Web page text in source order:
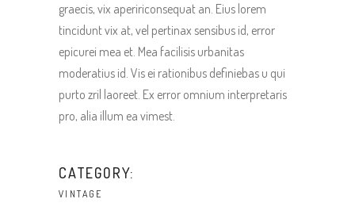
graecis, vix apeririconsequat an. Eius lorem
tincidunt vix at, vel pertinax sensibus id, error
epicurei mea et. Mea facilisis urbanitas
moderatius id. Vis ei rationibus definiebas u qui
purto zril laoreet. Ex error omnium interpretaris
pro, alia illum ea vimest.
CATEGORY:
VINTAGE